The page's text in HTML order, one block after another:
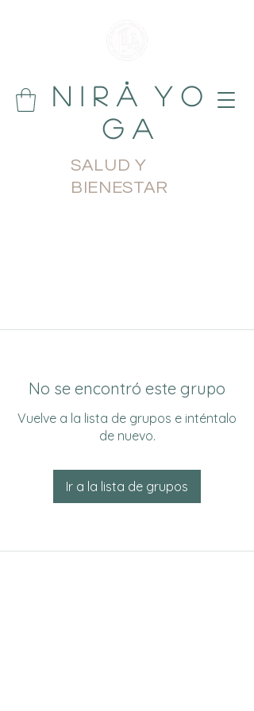
N i r å Y o
g a
SALUD Y
BIENESTAR
No se encontró este grupo
Vuelve a la lista de grupos e inténtalo
de nuevo.
Ir a la lista de grupos